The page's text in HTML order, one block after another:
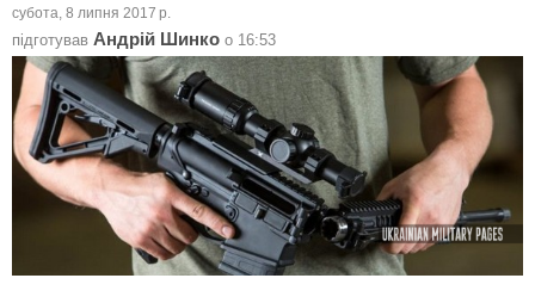
субота, 8 липня 2017 р.
підготував Андрій Шинко о 16:53